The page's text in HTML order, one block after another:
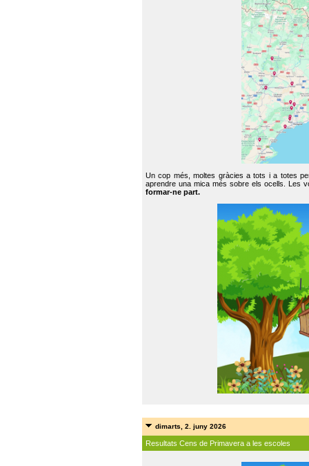
Un cop més, moltes gràcies a tots i a totes
aprendre una mica més sobre els ocells. Les
formar-ne part.
dimarts, 2. juny 2026
Resultats Cens de Primavera a les escoles